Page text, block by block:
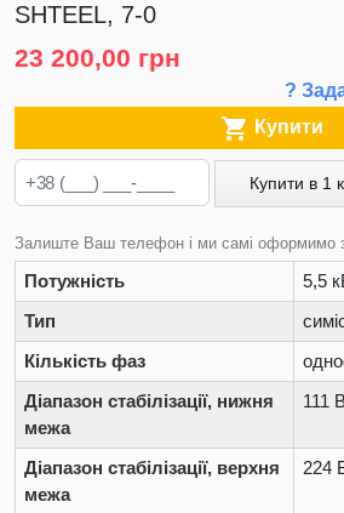
SHTEEL, 7-0
23 200,00 грн
?
 Купити
Купити в 1
Залиште Ваш телефон і ми самі оформимо
Потужність
5,5
Тип
Кількість фаз
Діапазон стабілізації, нижня
межа
111
Діапазон стабілізації, верхня
межа
224